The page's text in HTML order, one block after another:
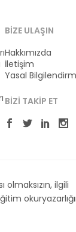
BIZE ULAŞIN
Hakkımızda
İletişim
Yasal
BIZI TAKIP ET
ilgili